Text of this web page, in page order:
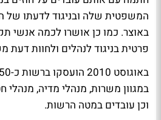
המשפטית שלה ובניגוד לדעתו של
באוצר. כמו כן אושרו לכמה אנשי
פרטית בניגוד לנהלים ולחוות דעת
במגוון משרות, מנהלי מדיה, מנהלי
וכן עובדים במטה הרשות.